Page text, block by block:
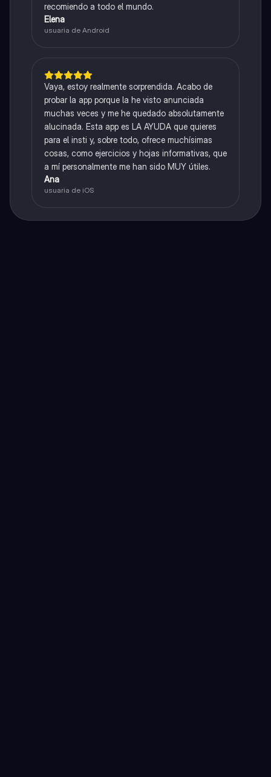
recomiendo a todo el mundo.
Elena
usuaria de Android
Vaya, estoy realmente sorprendida. Acabo de
probar la app porque la he visto anunciada
muchas veces y me he quedado absolutamente
alucinada. Esta app es LA AYUDA que quieres
para el insti y, sobre todo, ofrece muchísimas
cosas, como ejercicios y hojas informativas, que
a mí personalmente me han sido MUY útiles.
Ana
usuaria de iOS